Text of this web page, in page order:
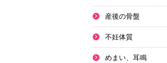
産後の骨盤
不妊体質
めまい、耳鳴